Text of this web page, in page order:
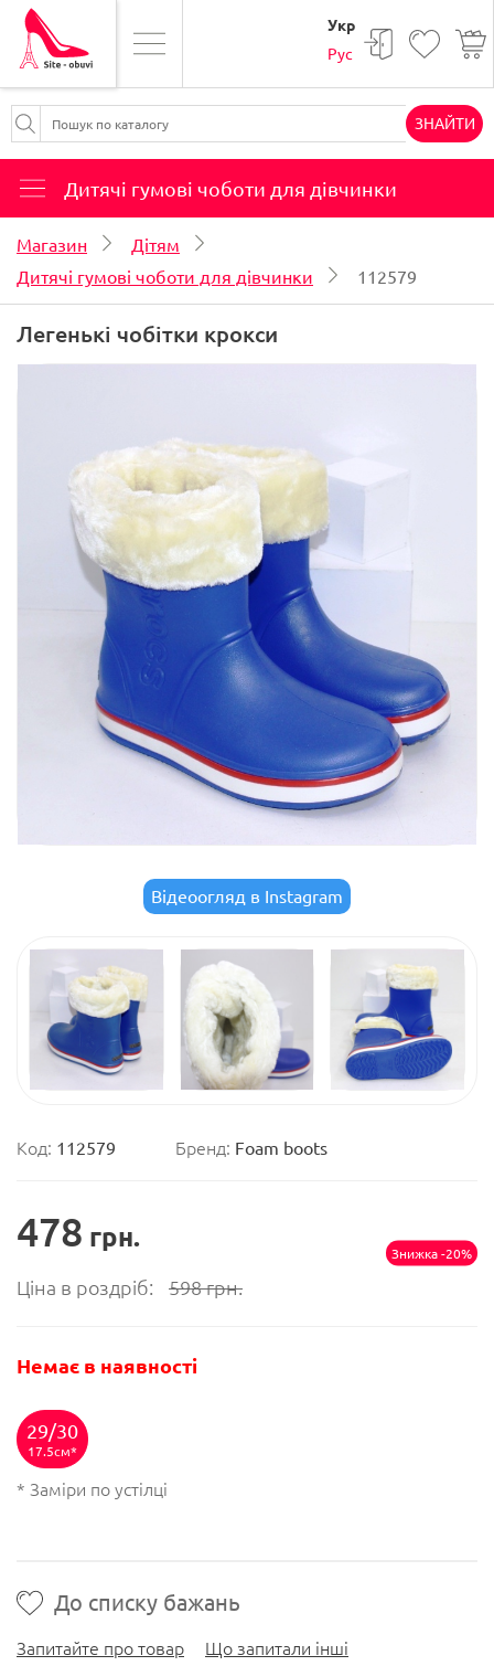
Укр
Рус
ЗНАЙТИ
Дитячі гумові чоботи для дівчинки
Магазин
Дітям
Дитячі гумові чоботи для дівчинки
112579
Легенькі чобітки крокси
Відеоогляд в Instagram
Код: 112579 Бренд: Foam boots
478 грн.
Ціна в роздріб: 598грн.
Знижка -20%
Немає в наявності
29/30
17.5см
* Заміри по устілці
До списку бажань
Запитайте про товар Що запитали інші